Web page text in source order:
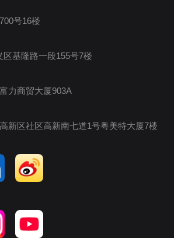
号16楼
区基隆路一段155号7楼
力商贸大厦903A
新区社区高新南七道1号粤美特大厦7楼